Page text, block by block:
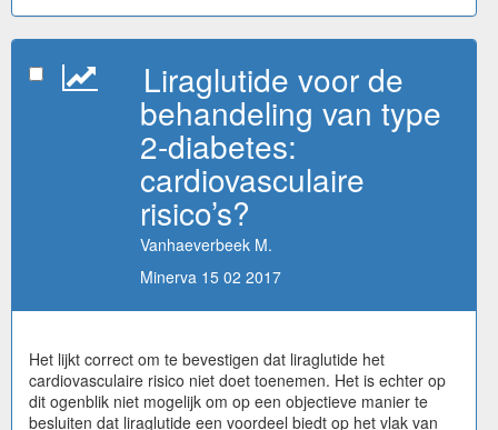
Liraglutide voor de
behandeling van type
2-diabetes:
cardiovasculaire
risico’s?
Vanhaeverbeek M.
Minerva 15 02 2017
Het lijkt correct om te bevestigen dat liraglutide het
cardiovasculaire risico niet doet toenemen. Het is echter op
dit ogenblik niet mogelijk om op een objectieve manier te
besluiten dat liraglutide een voordeel biedt op het vlak van